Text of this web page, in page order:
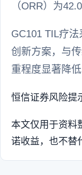
（ORR）为
GC101 TIL疗
创新方案，与
重程度显著降
恒信证券风险提
本文仅用于资料
诺收益，也不替